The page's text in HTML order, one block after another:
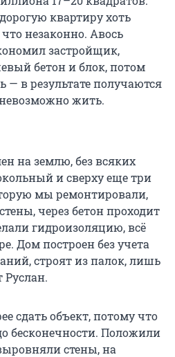
квартиру хоть
незаконно. Авось
застройщик,
бетон и блок, потом
— в результате получаются
жить.
на землю, без всяких
и сверху еще три
мы ремонтировали,
через бетон проходит
гидроизоляцию, всё
Дом построен без учета
строят из палок, лишь
Руслан.
сдать объект, потому что
бесконечности. Положили
стены, на